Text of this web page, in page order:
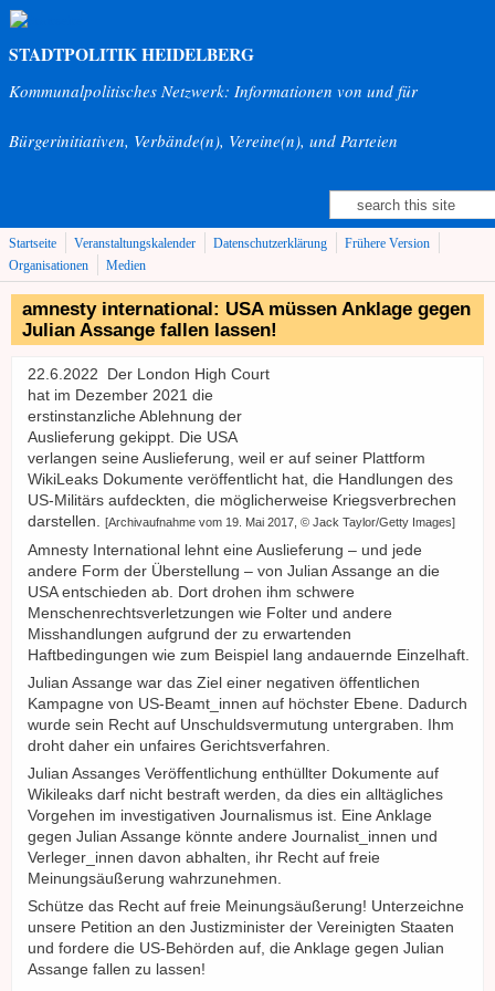
Direkt zum Inhalt
STADTPOLITIK HEIDELBERG
Kommunalpolitisches Netzwerk: Informationen von und für
Bürgerinitiativen, Verbände(n), Vereine(n), und Parteien
Suchformular
Suche
Startseite Veranstaltungskalender Datenschutzerklärung
Frühere Version
Organisationen
Medien
amnesty international: USA müssen Anklage gegen
Julian Assange fallen lassen!
22.6.2022 Der London High Court
hat im Dezember 2021 die
erstinstanzliche Ablehnung der
Auslieferung gekippt. Die USA
verlangen seine Auslieferung, weil er auf seiner Plattform
WikiLeaks Dokumente veröffentlicht hat, die Handlungen des
US-Militärs aufdeckten, die möglicherweise Kriegsverbrechen
darstellen. [Archivaufnahme vom 19. Mai 2017, © Jack Taylor/Getty Images]
Amnesty International lehnt eine Auslieferung – und jede
andere Form der Überstellung – von Julian Assange an die
USA entschieden ab. Dort drohen ihm schwere
Menschenrechtsverletzungen wie Folter und andere
Misshandlungen aufgrund der zu erwartenden
Haftbedingungen wie zum Beispiel lang andauernde Einzelhaft.
Julian Assange war das Ziel einer negativen öffentlichen
Kampagne von US-Beamt_innen auf höchster Ebene. Dadurch
wurde sein Recht auf Unschuldsvermutung untergraben. Ihm
droht daher ein unfaires Gerichtsverfahren.
Julian Assanges Veröffentlichung enthüllter Dokumente auf
Wikileaks darf nicht bestraft werden, da dies ein alltägliches
Vorgehen im investigativen Journalismus ist. Eine Anklage
gegen Julian Assange könnte andere Journalist_innen und
Verleger_innen davon abhalten, ihr Recht auf freie
Meinungsäußerung wahrzunehmen.
Schütze das Recht auf freie Meinungsäußerung! Unterzeichne
unsere Petition an den Justizminister der Vereinigten Staaten
und fordere die US-Behörden auf, die Anklage gegen Julian
Assange fallen zu lassen!